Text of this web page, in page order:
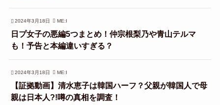
2024年3月18日 ME:I
日プ女子の悪編5つまとめ！仲宗根梨乃や青山テルマ
も！予告と本編違いすぎる？
2024年3月18日 ME:I
【証拠動画】清水恵子は韓国ハーフ？父親が韓国人で母
親は日本人?!噂の真相を調査！